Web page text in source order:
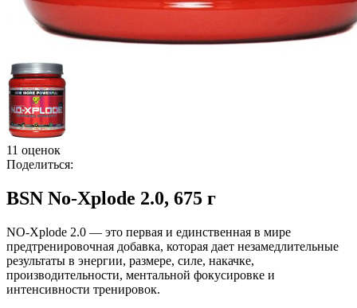
11 оценок
Поделиться:
BSN No-Xplode 2.0, 675 г
NO-Xplode 2.0 — это первая и единственная в мире
предтренировочная добавка, которая дает незамедлительные
результаты в энергии, размере, силе, накачке,
производительности, ментальной фокусировке и
интенсивности тренировок.